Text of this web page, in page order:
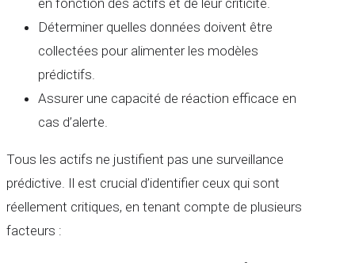
Déterminer quelles données doivent être
collectées pour alimenter les modèles
prédictifs.
Assurer une capacité de réaction efficace en
cas d’alerte.
Tous les actifs ne justifient pas une surveillance
prédictive. Il est crucial d’identifier ceux qui sont
réellement critiques, en tenant compte de plusieurs
facteurs :